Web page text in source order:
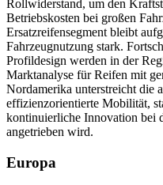
Rollwiderstand, um den
Betriebskosten bei großen
Ersatzreifensegment bleibt
Fahrzeugnutzung stark.
Profildesign werden in der
Marktanalyse für Reifen mit
Nordamerika unterstreicht die
effizienzorientierte Mobilität,
kontinuierliche Innovation bei
angetrieben wird.
Europa